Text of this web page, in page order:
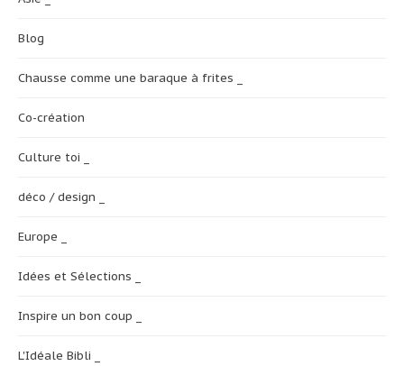
Blog
Chausse comme une baraque à frites _
Co-création
Culture toi _
déco / design _
Europe _
Idées et Sélections _
Inspire un bon coup _
L'Idéale Bibli _